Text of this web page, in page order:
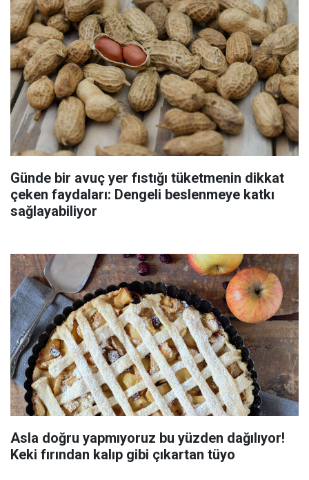
Günde bir avuç yer fıstığı tüketmenin dikkat
çeken faydaları: Dengeli beslenmeye katkı
sağlayabiliyor
Asla doğru yapmıyoruz bu yüzden dağılıyor!
Keki fırından kalıp gibi çıkartan tüyo